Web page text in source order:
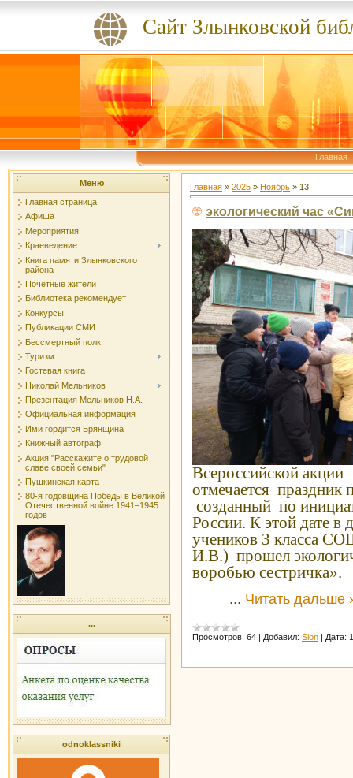
Сайт Злынковской
Главная
Меню
Главная страница
Афиша
Мероприятия
Краеведение
Книга памяти Злынковского
района
Почетные жители
Библиотека рекомендует
Конкурсы
Публикации СМИ
Бессмертный полк
Туризм
Гостевая книга
Николай Мельников
Презентация Мельников Н.А.
Официальная информация
Ими гордится Брянщина
Книжный автограф
Акция "Расскажите о трудовой
славе своей семьи"
Пушкинская карта
80-я годовщина Победы в Великой
Отечественной войне 1941–1945
годов
...
odnoklassniki
Главная » 2025 » Ноябрь » 13
экологический час
Всероссийской
отмечается
созданный по
России. К этой дате в
учеников 3 класса
И.В.) прошел
воробью сестричка».
... Читать дальше
Просмотров: 64 Добавил: Slon Дата: